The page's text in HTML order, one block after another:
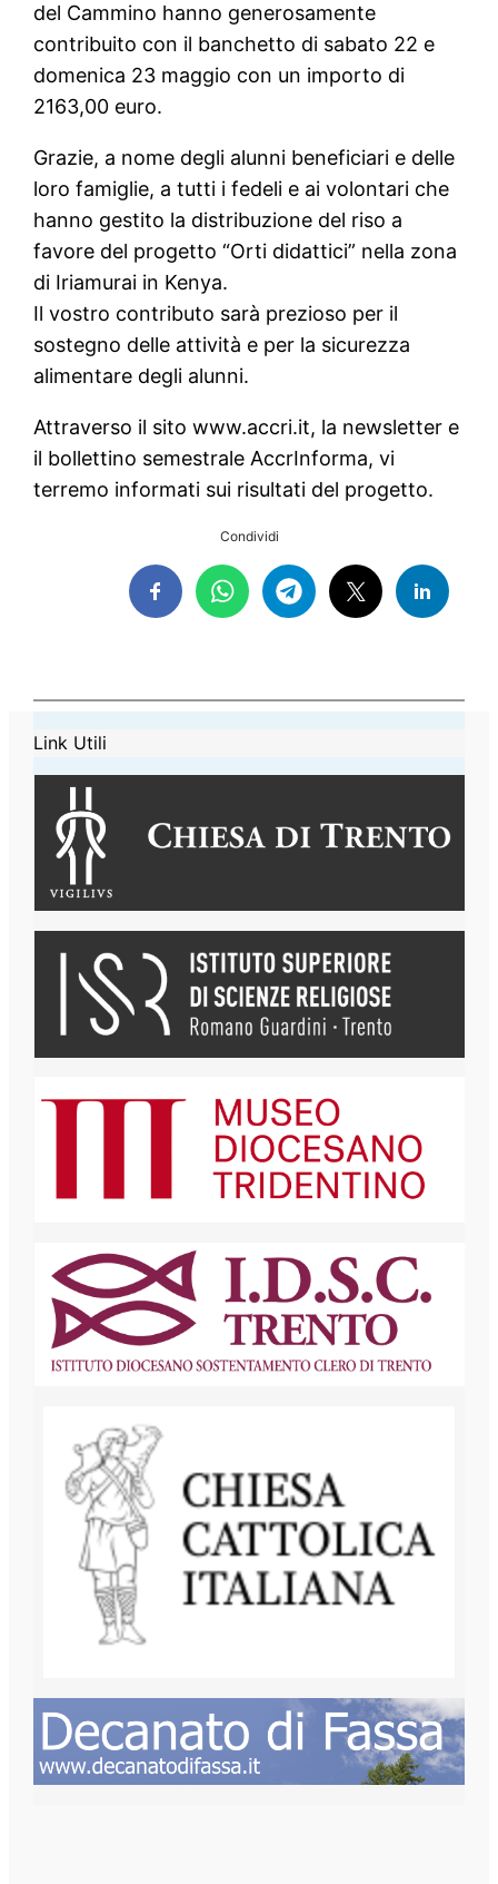
del Cammino hanno generosamente
contribuito con il banchetto di sabato 22 e
domenica 23 maggio con un importo di
2163,00 euro.
Grazie, a nome degli alunni beneficiari e delle
loro famiglie, a tutti i fedeli e ai volontari che
hanno gestito la distribuzione del riso a
favore del progetto “Orti didattici” nella zona
di Iriamurai in Kenya.
Il vostro contributo sarà prezioso per il
sostegno delle attività e per la sicurezza
alimentare degli alunni.
Attraverso il sito www.accri.it, la newsletter e
il bollettino semestrale AccrInforma, vi
terremo informati sui risultati del progetto.
Condividi
Link Utili